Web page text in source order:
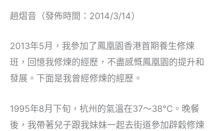
趙熠音（發佈時間：2014/3/14）
2013年5月，我參加了鳳凰園香港首期養生修煉
班，回憶我修煉的經歷，不盡感慨鳳凰園的提升和
發展。下面是我曾經修煉的經歷。
1995年8月下旬，杭州的氣溫在37～38℃。晚餐
後，我帶著兒子跟我妹妹一起去街道參加辟穀修煉